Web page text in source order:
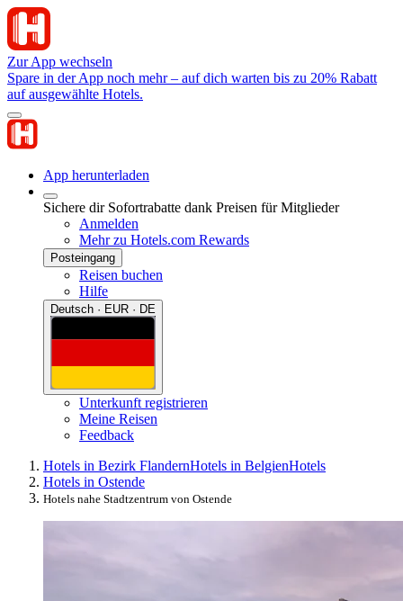
Zur App wechseln
Spare in der App noch mehr – auf dich warten bis zu 20% Rabatt
auf ausgewählte Hotels.
App herunterladen
Sichere dir Sofortrabatte dank Preisen für Mitglieder
Anmelden
Mehr zu Hotels.com Rewards
Posteingang
Reisen buchen
Hilfe
Deutsch · EUR · DE
Unterkunft registrieren
Meine Reisen
Feedback
Hotels in Bezirk FlandernHotels in BelgienHotels
Hotels in Ostende
Hotels nahe Stadtzentrum von Ostende